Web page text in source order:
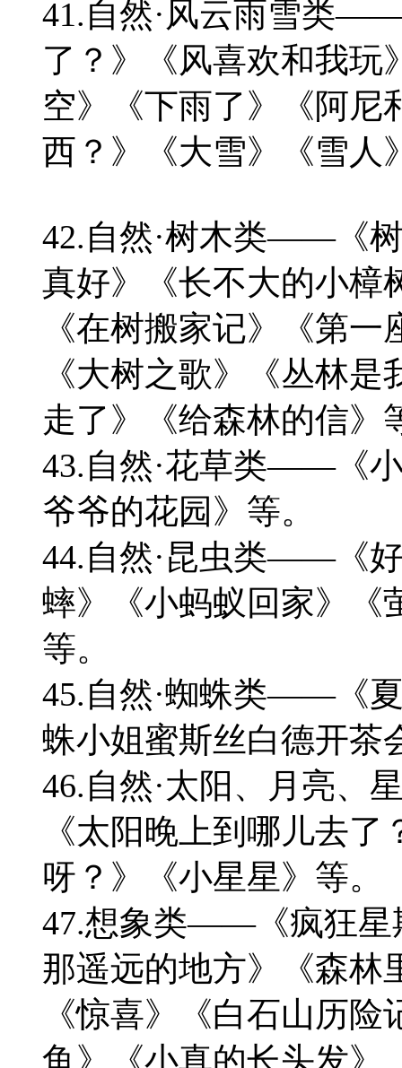
41.自然·风云雨雪类
了？》《风喜欢和我玩
空》《下雨了》《阿尼
西？》《大雪》《雪人
42.自然·树木类——《
真好》《长不大的小樟
《在树搬家记》《第
《大树之歌》《丛林
走了》《给森林的信》
43.自然·花草类——《
爷爷的花园》等。
44.自然·昆虫类——《
蟀》《小蚂蚁回家》《
等。
45.自然·蜘蛛类——《
蛛小姐蜜斯丝白德开茶
46.自然·太阳、月亮
《太阳晚上到哪儿去
呀？》《小星星》等。
47.想象类——《疯狂星
那遥远的地方》《森
《惊喜》《白石山历
鱼》《小真的长头发》